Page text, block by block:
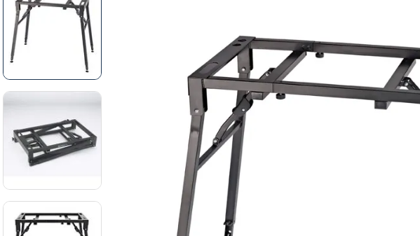
5.
amplificador
6.
guitarra
7.
teclado